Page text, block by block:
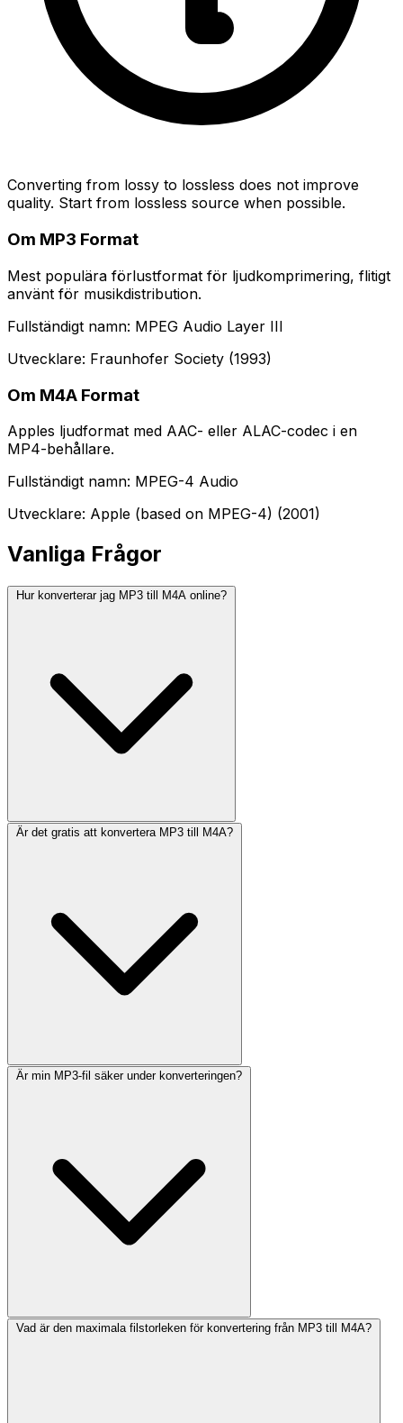
Converting from lossy to lossless does not improve
quality. Start from lossless source when possible.
Om MP3 Format
Mest populära förlustformat för ljudkomprimering, flitigt
använt för musikdistribution.
Fullständigt namn: MPEG Audio Layer III
Utvecklare: Fraunhofer Society (1993)
Om M4A Format
Apples ljudformat med AAC- eller ALAC-codec i en
MP4-behållare.
Fullständigt namn: MPEG-4 Audio
Utvecklare: Apple (based on MPEG-4) (2001)
Vanliga Frågor
Hur konverterar jag MP3 till M4A online?
Är det gratis att konvertera MP3 till M4A?
Är min MP3-fil säker under konverteringen?
Vad är den maximala filstorleken för konvertering från MP3 till M4A?